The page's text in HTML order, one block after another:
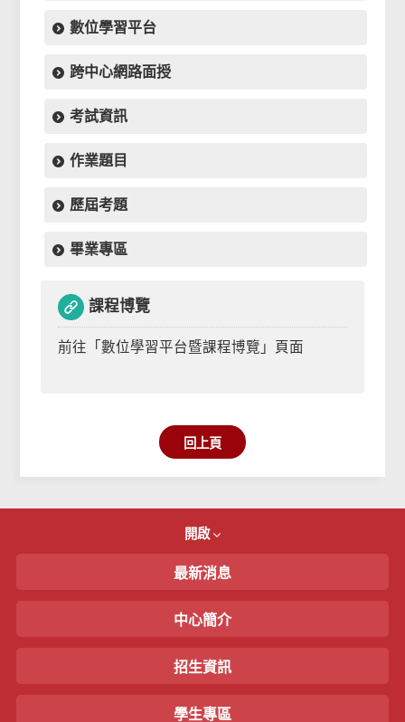
數位學習平台
跨中心網路面授
考試資訊
作業題目
歷屆考題
畢業專區
課程博覽
前往「數位學習平台暨課程博覽」頁面
回上頁
開啟
最新消息
中心簡介
招生資訊
學生專區